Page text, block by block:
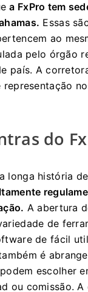
a FxPro tem
Essas
ao
pelo órgão
país. A
do
longa história
A abertura
de
de fácil
é
escolher
ou comissão. A